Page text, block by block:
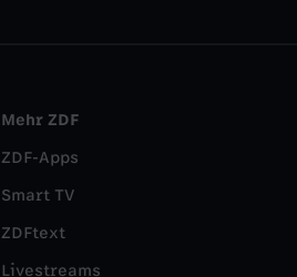
Mehr ZDF
ZDF-Apps
Smart TV
ZDFtext
Livestreams